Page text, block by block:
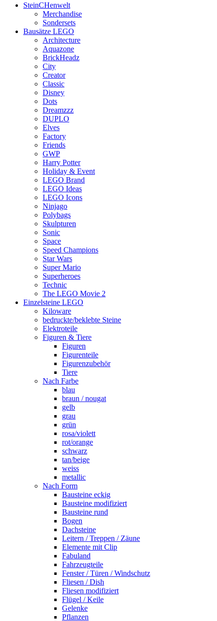
SteinCHenwelt
Merchandise
Sondersets
Bausätze LEGO
Architecture
Aquazone
BrickHeadz
City
Creator
Classic
Disney
Dots
Dreamzzz
DUPLO
Elves
Factory
Friends
GWP
Harry Potter
Holiday & Event
LEGO Brand
LEGO Ideas
LEGO Icons
Ninjago
Polybags
Skulpturen
Sonic
Space
Speed Champions
Star Wars
Super Mario
Superheroes
Technic
The LEGO Movie 2
Einzelsteine LEGO
Kiloware
bedruckte/beklebte Steine
Elektroteile
Figuren & Tiere
Figuren
Figurenteile
Figurenzubehör
Tiere
Nach Farbe
blau
braun / nougat
gelb
grau
grün
rosa/violett
rot/orange
schwarz
tan/beige
weiss
metallic
Nach Form
Bausteine eckig
Bausteine modifiziert
Bausteine rund
Bogen
Dachsteine
Leitern / Treppen / Zäune
Elemente mit Clip
Fabuland
Fahrzeugteile
Fenster / Türen / Windschutz
Fliesen / Dish
Fliesen modifiziert
Flügel / Keile
Gelenke
Pflanzen